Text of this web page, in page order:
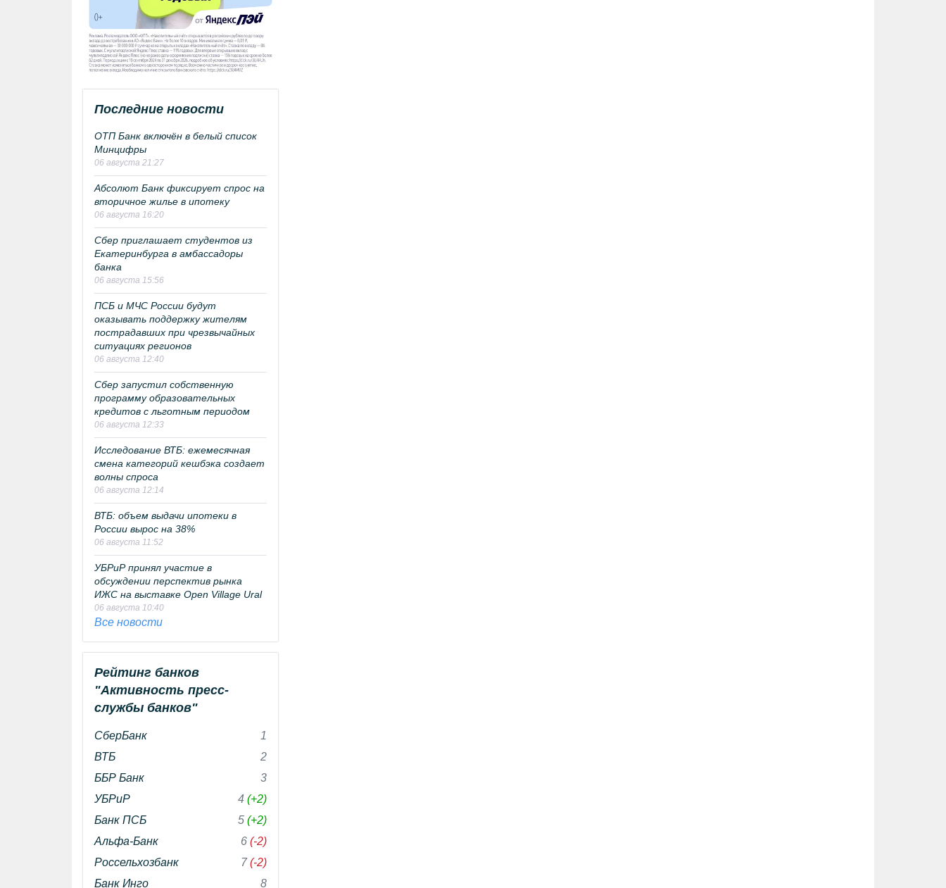
Последние новости
ОТП Банк включён в белый список
Минцифры
06 августа 21:27
Абсолют Банк фиксирует спрос на
вторичное жилье в ипотеку
06 августа 16:20
Сбер приглашает студентов из
Екатеринбурга в амбассадоры
банка
06 августа 15:56
ПСБ и МЧС России будут
оказывать поддержку жителям
пострадавших при чрезвычайных
ситуациях регионов
06 августа 12:40
Сбер запустил собственную
программу образовательных
кредитов с льготным периодом
06 августа 12:33
Исследование ВТБ: ежемесячная
смена категорий кешбэка создает
волны спроса
06 августа 12:14
ВТБ: объем выдачи ипотеки в
России вырос на 38%
06 августа 11:52
УБРиР принял участие в
обсуждении перспектив рынка
ИЖС на выставке Open Village Ural
06 августа 10:40
Все новости
Рейтинг банков
"Активность пресс-
службы банков"
СберБанк
1
ВТБ
2
ББР Банк
3
УБРиР
4 (+2)
Банк ПСБ
5 (+2)
Альфа-Банк
6 (-2)
Россельхозбанк
7(-2)
Банк Инго
8